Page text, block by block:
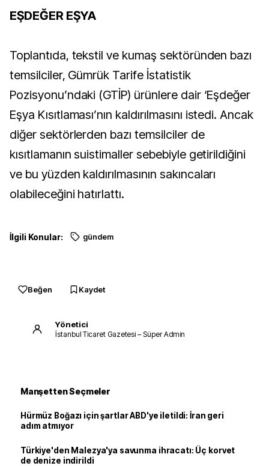
EŞDEĞER EŞYA
Toplantıda, tekstil ve kumaş sektöründen bazı
temsilciler, Gümrük Tarife İstatistik
Pozisyonu’ndaki (GTİP) ürünlere dair ‘Eşdeğer
Eşya Kısıtlaması’nın kaldırılmasını istedi. Ancak
diğer sektörlerden bazı temsilciler de
kısıtlamanın suistimaller sebebiyle getirildiğini
ve bu yüzden kaldırılmasının sakıncaları
olabileceğini hatırlattı.
İlgili Konular: gündem
Beğen Kaydet
Yönetici
İstanbul Ticaret Gazetesi – Süper Admin
Manşetten Seçmeler
Hürmüz Boğazı için şartlar ABD'ye iletildi: İran geri
adım atmıyor
Türkiye'den Malezya'ya savunma ihracatı: Üç korvet
de denize indirildi